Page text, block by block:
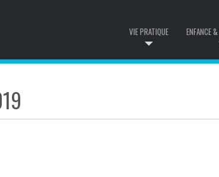
ENFANCE
VIE PRATIQUE